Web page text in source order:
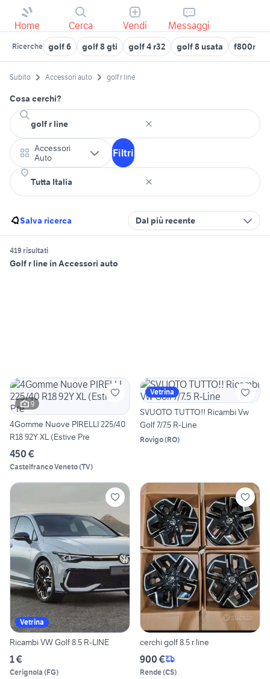
Home Cerca Vendi Messaggi
Ricerche golf 6 golf 8 gti golf 4 r32 golf 8 usata f800r
Subito Accessori auto golf r line
Cosa cerchi?
Accessori
Auto
Filtri
Salva ricerca Dal più recente
419 risultati
Golf r line in Accessori auto
9
4Gomme Nuove PIRELLI 225/40
R18 92Y XL (Estive Pre
450 €
Castelfranco Veneto(TV)
Vetrina
SVUOTO TUTTO!! Ricambi Vw
Golf 7/7.5 R-Line
Rovigo(RO)
Vetrina
Ricambi VW Golf 8.5 R-LINE
1 €
Cerignola (FG)
cerchi golf 8.5 r line
900 €
Rende(CS)